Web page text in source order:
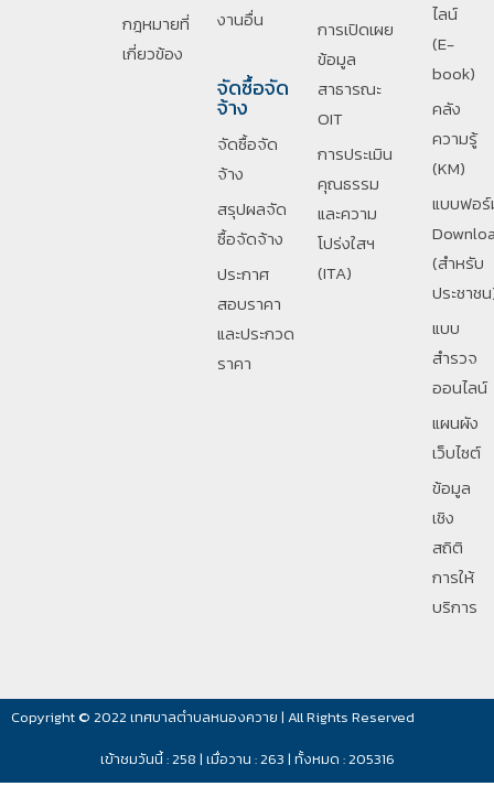
กฎหมายที่
เกี่ยวข้อง
งานอื่น
จัดซื้อจัด
จ้าง
จัดซื้อจัด
จ้าง
สรุปผลจัด
ซื้อจัดจ้าง
ประกาศ
สอบราคา
และประกวด
ราคา
การเปิดเผย
ข้อมูล
สาธารณะ
OIT
การประเมิน
คุณธรรม
และความ
โปร่งใสฯ
(ITA)
ไลน์
(E-
book)
คลัง
ความรู้
(KM)
แบบฟอ
(สำหรับ
ประชาช
แบบ
สำรวจ
ออนไลน์
แผนผัง
เว็บไซต์
ข้อมูล
เชิง
สถิติ
การให้
บริการ
Copyright © 2022 เทศบาลตำบลหนองควาย | All Rights Reserved
เข้าชมวันนี้ : 258 | เมื่อวาน : 263 | ทั้งหมด : 205316